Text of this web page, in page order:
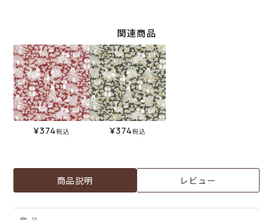
関連商品
¥374税込 ¥374税込
商品説明 レビュー